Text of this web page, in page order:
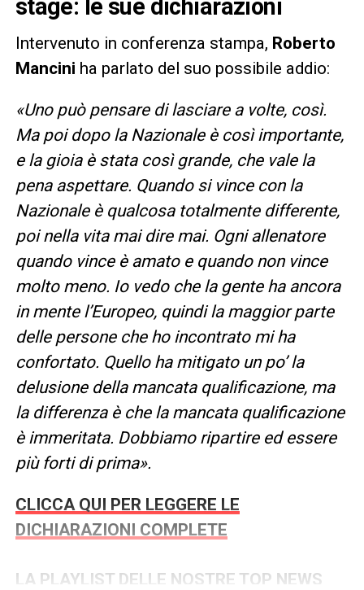
stage: le sue dichiarazioni
Intervenuto in conferenza stampa, Roberto
Mancini ha parlato del suo possibile addio:
«Uno può pensare di lasciare a volte, così.
Ma poi dopo la Nazionale è così importante,
e la gioia è stata così grande, che vale la
pena aspettare. Quando si vince con la
Nazionale è qualcosa totalmente differente,
poi nella vita mai dire mai. Ogni allenatore
quando vince è amato e quando non vince
molto meno. Io vedo che la gente ha ancora
in mente l’Europeo, quindi la maggior parte
delle persone che ho incontrato mi ha
confortato. Quello ha mitigato un po’ la
delusione della mancata qualificazione, ma
la differenza è che la mancata qualificazione
è immeritata. Dobbiamo ripartire ed essere
più forti di prima».
CLICCA QUI PER LEGGERE LE
DICHIARAZIONI COMPLETE
LA PLAYLIST DELLE NOSTRE TOP NEWS